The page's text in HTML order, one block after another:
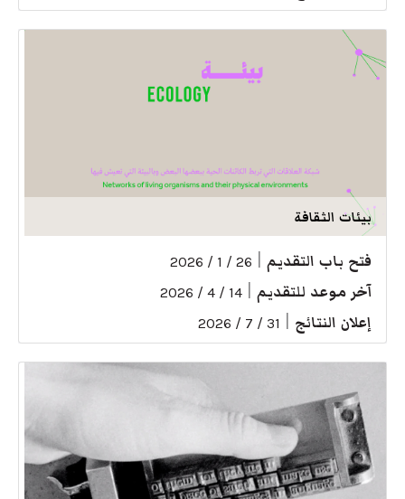
بيئات الثقافة
فتح باب التقديم 26 / 1 / 2026
آخر موعد للتقديم 14 / 4 / 2026
إعلان النتائج 31 / 7 / 2026